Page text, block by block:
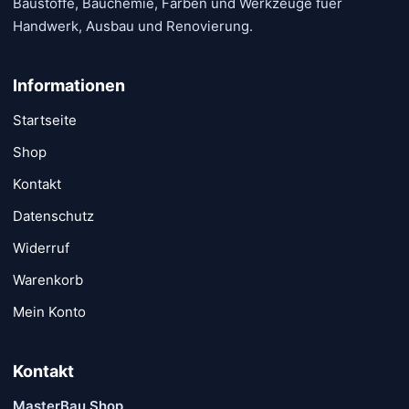
werden
Handwerk, Ausbau und Renovierung.
Informationen
Startseite
Shop
Kontakt
Datenschutz
Widerruf
Warenkorb
Mein Konto
Kontakt